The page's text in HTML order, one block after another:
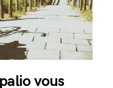
vous